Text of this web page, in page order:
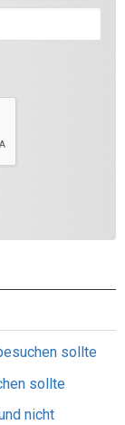
sollte
sollte
nicht